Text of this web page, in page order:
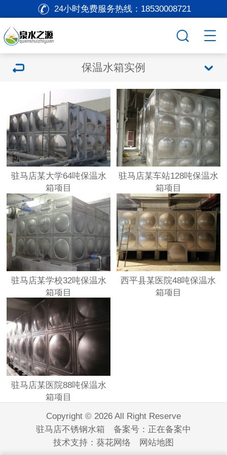
24小时免费服务热线： 18530008721
保温水箱实例
驻马店某大学64吨保温水
箱项目
驻马店某车站128吨保温水
箱项目
驻马店某学校32吨保温水
箱项目
西平县某医院48吨保温水
箱项目
驻马店某医院88吨保温水
箱项目
Copyright © 2026 All Right Reserve
驻马店不锈钢水箱 备案号： 正在备案中
技术支持： 葵花网络 网站地图